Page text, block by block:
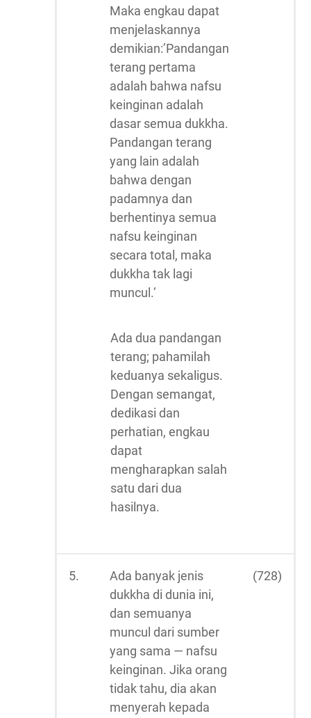
Maka engkau dapat
menjelaskannya
demikian:’Pandangan
terang pertama
adalah bahwa nafsu
keinginan adalah
dasar semua dukkha.
Pandangan terang
yang lain adalah
bahwa dengan
padamnya dan
berhentinya semua
nafsu keinginan
secara total, maka
dukkha tak lagi
muncul.’
Ada dua pandangan
terang; pahamilah
keduanya sekaligus.
Dengan semangat,
dedikasi dan
perhatian, engkau
dapat
mengharapkan salah
satu dari dua
hasilnya.
5.
Ada banyak jenis
dukkha di dunia ini,
dan semuanya
muncul dari sumber
yang sama — nafsu
keinginan. Jika orang
tidak tahu, dia akan
menyerah kepada
(728)